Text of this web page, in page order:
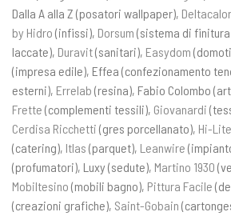
Dalla A alla Z (posatori wallpaper), Deltacalor
by Hidro (infissi), Dorsum (sistema di
laccate), Duravit(sanitari), Easydom
(impresa edile), Effea (confezionamento
esterni), Errelab (resina), Fabio Colombo
Frette (complementi tessili), Giovanardi
Cerdisa Ricchetti (gres porcellanato), Hi-Lite
(catering), Itlas (parquet), Leanwire
(profumatori), Luxy (sedute), Martino 1930
Mobiltesino (mobili bagno), Pittura Facile
(creazioni grafiche), Saint-Gobain